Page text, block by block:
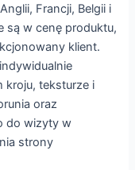
Francji, Belgii i
są w cenę produktu,
klient.
kroju, teksturze i
oraz
do wizyty w
strony